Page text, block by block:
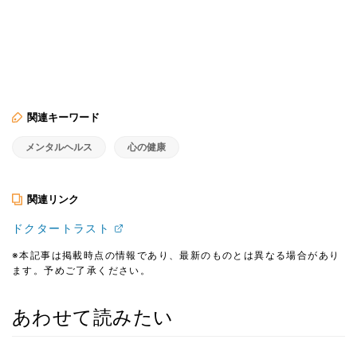
関連キーワード
メンタルヘルス 心の健康
関連リンク
ドクタートラスト
※本記事は掲載時点の情報であり、最新のものとは異なる場合があり
ます。予めご了承ください。
あわせて読みたい